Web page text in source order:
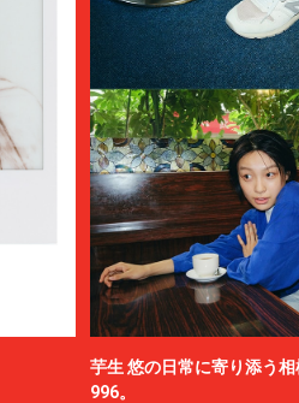
芋生 悠の日常に寄り添う
996。